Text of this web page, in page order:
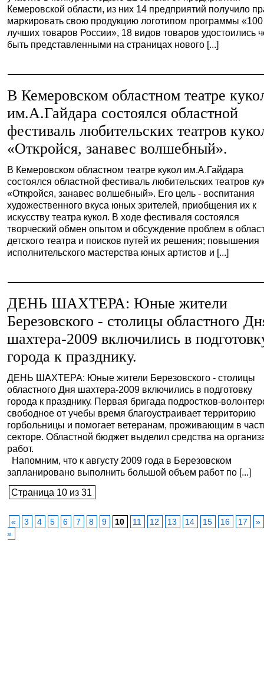
Кемеровской области, из них 14 предприятий получило
маркировать свою продукцию логотипом программы «100
лучших товаров России», 18 видов товаров удостоились
быть представленными на страницах нового [...]
В Кемеровском областном театре
им.А.Гайдара состоялся областной
фестиваль любительских театров
«Откройся, занавес волшебный».
В Кемеровском областном театре кукол им.А.Гайдара
состоялся областной фестиваль любительских театров
«Откройся, занавес волшебный». Его цель - воспитания
художественного вкуса юных зрителей, приобщения их к
искусству театра кукол. В ходе фестиваля состоялся
творческий обмен опытом и обсуждение проблем в
детского театра и поисков путей их решения; повышения
исполнительского мастерства юных артистов и [...]
ДЕНЬ ШАХТЕРА: Юные жители
Березовского - столицы областного
шахтера-2009 включились в
города к празднику.
ДЕНЬ ШАХТЕРА: Юные жители Березовского - столицы
областного Дня шахтера-2009 включились в подготовку
города к празднику. Первая бригада подростков-
свободное от учебы время благоустраивает территорию
горбольницы и помогает ветеранам, проживающим в
секторе. Областной бюджет выделил средства на
работ.
Напомним, что к августу 2009 года в Березовском
запланировано выполнить большой объем работ по [...]
Страница 10 из 31
« 3 4 5 6 7 8 9 10 11 12 13 14 15 16 17
»
»